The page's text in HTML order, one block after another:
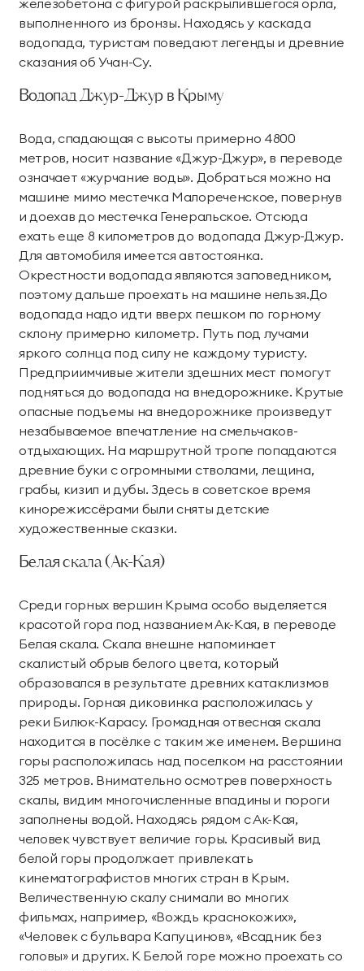
выполненного из бронзы. Находясь у каскада
водопада, туристам поведают легенды и древние
сказания об Учан-Су.
Водопад Джур-Джур в Крыму
Вода, спадающая с высоты примерно 4800
метров, носит название «Джур-Джур», в переводе
означает «журчание воды». Добраться можно на
машине мимо местечка Малореченское, повернув
и доехав до местечка Генеральское. Отсюда
ехать еще 8 километров до водопада Джур-Джур.
Для автомобиля имеется автостоянка.
Окрестности водопада являются заповедником,
поэтому дальше проехать на машине нельзя.До
водопада надо идти вверх пешком по горному
склону примерно километр. Путь под лучами
яркого солнца под силу не каждому туристу.
Предприимчивые жители здешних мест помогут
подняться до водопада на внедорожнике. Крутые
опасные подъемы на внедорожнике произведут
незабываемое впечатление на смельчаков-
отдыхающих. На маршрутной тропе попадаются
древние буки с огромными стволами, лещина,
грабы, кизил и дубы. Здесь в советское время
кинорежиссёрами были сняты детские
художественные сказки.
Белая скала (Ак-Кая)
Среди горных вершин Крыма особо выделяется
красотой гора под названием Ак-Кая, в переводе
Белая скала. Скала внешне напоминает
скалистый обрыв белого цвета, который
образовался в результате древних катаклизмов
природы. Горная диковинка расположилась у
реки Билюк-Карасу. Громадная отвесная скала
находится в посёлке с таким же именем. Вершина
горы расположилась над поселком на расстоянии
325 метров. Внимательно осмотрев поверхность
скалы, видим многочисленные впадины и пороги
заполнены водой. Находясь рядом с Ак-Кая,
человек чувствует величие горы. Красивый вид
белой горы продолжает привлекать
кинематографистов многих стран в Крым.
Величественную скалу снимали во многих
фильмах, например, «Вождь краснокожих»,
«Человек с бульвара Капуцинов», «Всадник без
головы» и других. К Белой горе можно проехать со